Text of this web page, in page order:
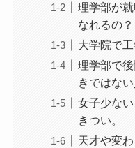
理学部が
なれるの？
大学院で
理学部で
きではない
女子少な
きつい。
天才や変